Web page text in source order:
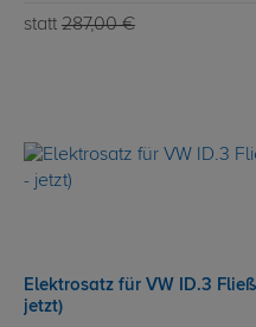
statt 287,00 €
Elektrosatz für VW ID.3
jetzt)